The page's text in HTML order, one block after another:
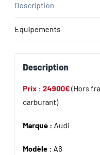
Description
Equipements
Description
Prix : 24900€(Hors
carburant)
Marque : Audi
Modèle : A6